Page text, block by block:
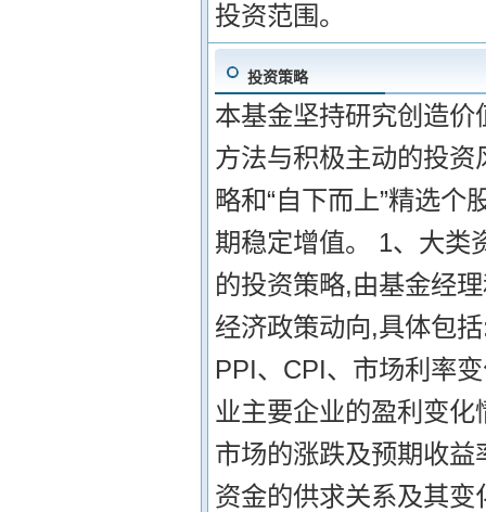
投资范围。
投资策略
本基金坚持研究创造
方法与积极主动的投资
略和“自下而上”精选
期稳定增值。 1、大类
的投资策略,由基金经
经济政策动向,具体包
PPI、CPI、市场利率
业主要企业的盈利变
市场的涨跌及预期收
资金的供求关系及其